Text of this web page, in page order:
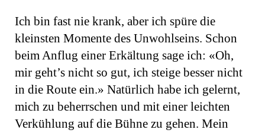
Ich bin fast nie krank, aber ich spüre die
kleinsten Momente des Unwohlseins. Schon
beim Anflug einer Erkältung sage ich: «Oh,
mir geht’s nicht so gut, ich steige besser nicht
in die Route ein.» Natürlich habe ich gelernt,
mich zu beherrschen und mit einer leichten
Verkühlung auf die Bühne zu gehen. Mein